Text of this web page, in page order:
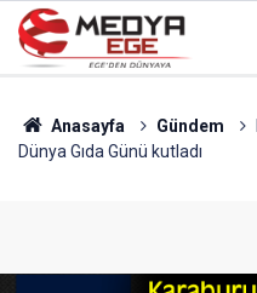
Anasayfa Gündem
Dünya Gıda Günü kutladı